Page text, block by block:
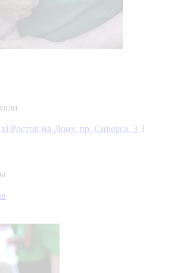
Ростов-на-Дону, пр. Сиверса, 3 3